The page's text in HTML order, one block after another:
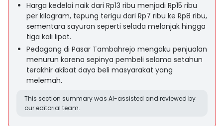
Harga kedelai naik dari Rp13 ribu menjadi Rp15 ribu
per kilogram, tepung terigu dari Rp7 ribu ke Rp8 ribu,
sementara sayuran seperti selada melonjak hingga
tiga kali lipat.
Pedagang di Pasar Tambahrejo mengaku penjualan
menurun karena sepinya pembeli selama setahun
terakhir akibat daya beli masyarakat yang
melemah.
This section summary was AI-assisted and reviewed by
our editorial team.